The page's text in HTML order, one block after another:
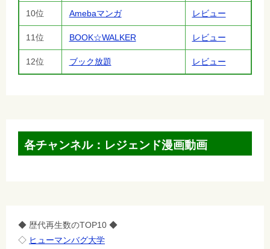
10位 Amebaマンガ レビュー
11位 BOOK☆WALKER レビュー
12位 ブック放題 レビュー
各チャンネル：レジェンド漫画動画
◆ 歴代再生数のTOP10 ◆
◇ ヒューマンバグ大学